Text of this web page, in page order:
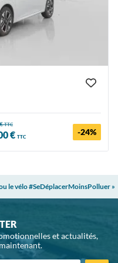
TTC
€ TTC -24%
le vélo #SeDéplacerMoinsPolluer »
et actualités,